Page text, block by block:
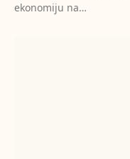
ekonomiju na…